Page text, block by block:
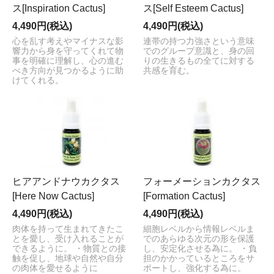
ス[Inspiration Cactus]
4,490円(税込)
心を乱す考えやマイナスな影
響力から身を守ってくれて物
事を明確に理解し、心の進む
べき方向が見つかるように助
けてくれる。
ス[Self Esteem Cactus]
4,490円(税込)
連帯の持つ力強さという意味
でのグループ意識と、身の回
りの生きるもの全てに対する
共感を育む。
ヒアアンドナウカクタス
[Here Now Cactus]
4,490円(税込)
肉体を持って生まれてきたこ
とを愛し、受け入れることが
できるように。 ・物質との接
触を促し、地球や自然や自分
の肉体を愛せるように
フォーメーションカクタス
[Formation Cactus]
4,490円(税込)
細胞レベルから情報レベルま
でのあらゆる次元の形を保護
し、安定化させる為に。 ・負
担のかかっているところをサ
ポートし、強化する為に。